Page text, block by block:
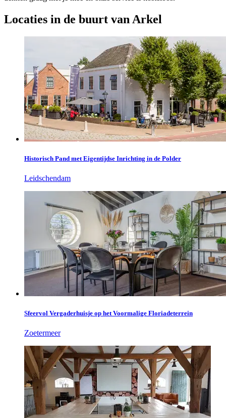
Locaties in de buurt van Arkel
Historisch Pand met Eigentijdse Inrichting in de Polder
Leidschendam
Sfeervol Vergaderhuisje op het Voormalige Floriadeterrein
Zoetermeer